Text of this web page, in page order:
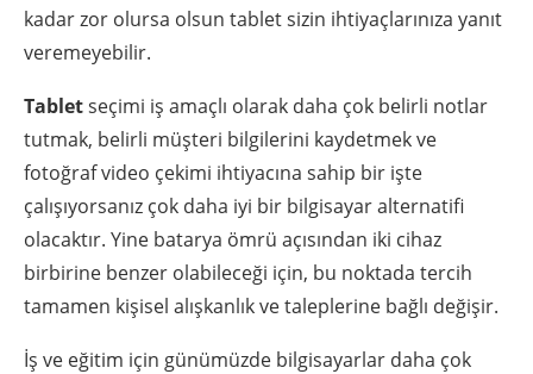
kadar zor olursa olsun tablet sizin ihtiyaçlarınıza yanıt
veremeyebilir.
Tabletseçimi iş amaçlı olarak daha çok belirli notlar
tutmak, belirli müşteri bilgilerini kaydetmek ve
fotoğraf video çekimi ihtiyacına sahip bir işte
çalışıyorsanız çok daha iyi bir bilgisayar alternatifi
olacaktır. Yine batarya ömrü açısından iki cihaz
birbirine benzer olabileceği için, bu noktada tercih
tamamen kişisel alışkanlık ve taleplerine bağlı değişir.
İş ve eğitim için günümüzde bilgisayarlar daha çok